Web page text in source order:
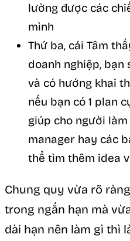
lường được các
mình
Thứ ba, cái Tâm
doanh nghiệp, bạn
và có hướng khai
nếu bạn có 1 plan
giúp cho người
manager hay các
thể tìm thêm idea
Chung quy vừa rõ
trong ngắn hạn mà
dài hạn nên làm gì thì